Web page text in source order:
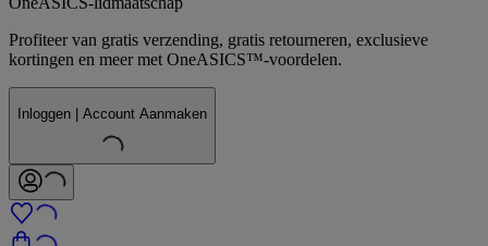
Profiteer van gratis verzending, gratis retourneren, exclusieve
kortingen en meer met OneASICS™-voordelen.
Inloggen | Account Aanmaken